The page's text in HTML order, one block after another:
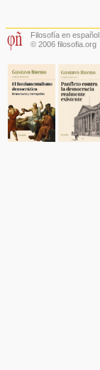
Filosofía en español
© 2006 filosofia.org